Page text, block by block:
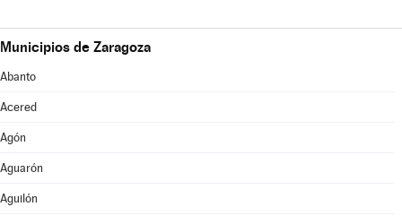
Municipios de Zaragoza
Abanto
Acered
Agón
Aguarón
Aguilón